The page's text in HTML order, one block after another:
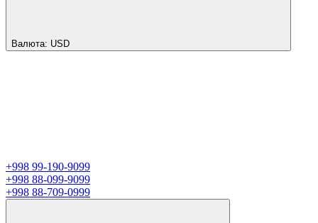
Валюта: USD
+998 99-190-9099
+998 88-099-9099
+998 88-709-0999